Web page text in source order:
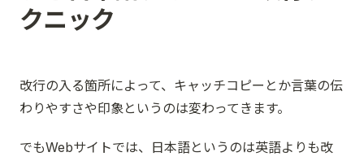
クニック
改行の入る箇所によって、キャッチコピーとか言葉の伝
わりやすさや印象というのは変わってきます。
でもWebサイトでは、日本語というのは英語よりも改